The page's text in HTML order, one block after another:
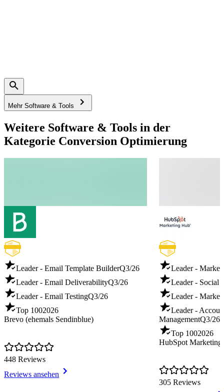
Mehr Software & Tools
Weitere Software & Tools in der
Kategorie Conversion Optimierung
Leader - Email Template BuilderQ3/26
Leader - Email DeliverabilityQ3/26
Leader - Email TestingQ3/26
Top 1002026
Brevo (ehemals Sendinblue)
448 Reviews
Reviews ansehen
Leader -
Leader - Social
Leader -
Leader -
ManagementQ3/26
Top 1002026
HubSpot Marketing
305 Reviews